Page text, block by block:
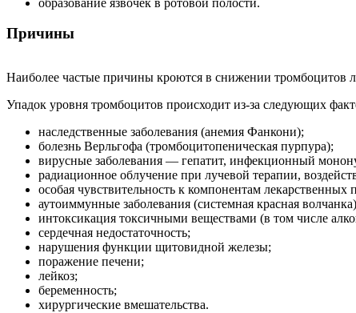
Причины
Наиболее частые причины кроются в снижении тромбоцитов
Упадок уровня тромбоцитов происходит из-за следующих
наследственные заболевания (анемия Фанкони);
болезнь Верльгофа (тромбоцитопеническая пурпура);
вирусные заболевания — гепатит, инфекционный
радиационное облучение при лучевой терапии,
особая чувствительность к компонентам
аутоиммунные заболевания (системная красная
интоксикация токсичными веществами (в том числе
сердечная недостаточность;
нарушения функции щитовидной железы;
поражение печени;
лейкоз;
беременность;
хирургические вмешательства.